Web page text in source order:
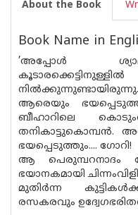
About the Book
Book Name in
’അപ്പോൾ
നിൽക്കുന്നുണ്ടായിരുന്നു.
ആരെയും
ബീഹാറിലെ
തനികാട്ടുകൊമ്പൻ.
ഭയപ്പെടുത്തും.... ഗോറി!
ആ പെരുമ്പറനാദം
ഭയാനകമായി
മുതിർന്ന
രസകരവും